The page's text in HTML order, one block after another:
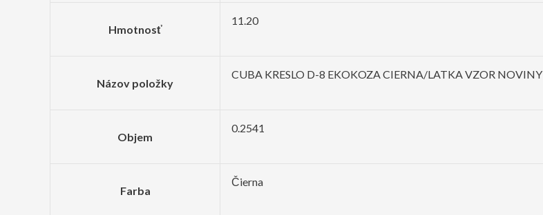
Hmotnosť
11.20
Názov položky
CUBA KRESLO D-8 EKOKOZA CIERNA/LATKA VZOR NOVINY
Objem
0.2541
Farba
Čierna